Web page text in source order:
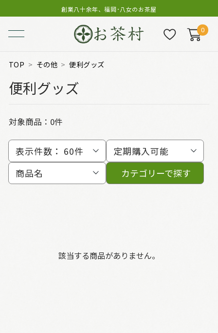
創業八十余年、福岡･八女のお茶屋
0
TOP その他 便利グッズ
便利グッズ
対象商品：0件
表示件数： 60件
定期購入可能
商品名
カテゴリーで探す
該当する商品がありません。